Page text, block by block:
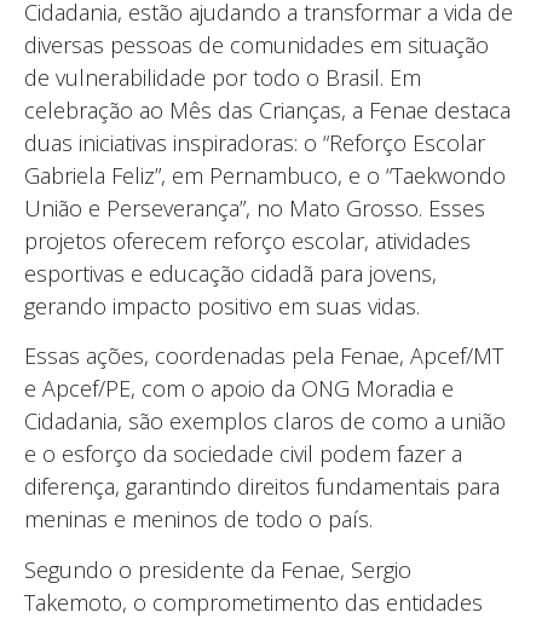
Cidadania, estão ajudando a transformar a vida de
diversas pessoas de comunidades em situação
de vulnerabilidade por todo o Brasil. Em
celebração ao Mês das Crianças, a Fenae destaca
duas iniciativas inspiradoras: o “Reforço Escolar
Gabriela Feliz”, em Pernambuco, e o “Taekwondo
União e Perseverança”, no Mato Grosso. Esses
projetos oferecem reforço escolar, atividades
esportivas e educação cidadã para jovens,
gerando impacto positivo em suas vidas.
Essas ações, coordenadas pela Fenae, Apcef/MT
e Apcef/PE, com o apoio da ONG Moradia e
Cidadania, são exemplos claros de como a união
e o esforço da sociedade civil podem fazer a
diferença, garantindo direitos fundamentais para
meninas e meninos de todo o país.
Segundo o presidente da Fenae, Sergio
Takemoto, o comprometimento das entidades